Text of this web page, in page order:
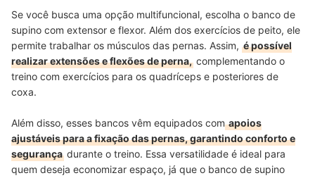
Se você busca uma opção multifuncional, escolha o banco de
supino com extensor e flexor. Além dos exercícios de peito, ele
permite trabalhar os músculos das pernas. Assim, é possível
realizar extensões e flexões de perna, complementando o
treino com exercícios para os quadríceps e posteriores de
coxa.
Além disso, esses bancos vêm equipados comapoios
ajustáveis para a fixação das pernas, garantindo conforto e
segurança durante o treino. Essa versatilidade é ideal para
quem deseja economizar espaço, já que o banco de supino